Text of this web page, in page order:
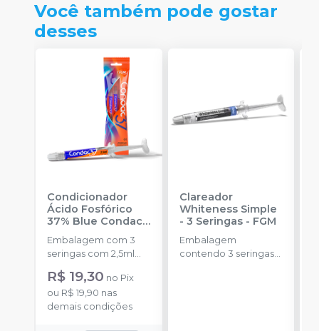
Você também pode gostar
desses
Condicionador
Ácido Fosfórico
37% Blue Condac-
FGM
Embalagem com 3
seringas com 2,5ml
cada uma e 3
ponteiras para
aplicação.
R$ 19,30 no Pix
ou R$ 19,90 nas
demais condições
Clareador
Whiteness Simple
- 3 Seringas- FGM
Embalagem
contendo 3 seringas